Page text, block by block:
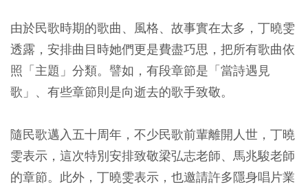
由於民歌時期的歌曲、風格、故事實在太多，丁曉雯
透露，安排曲目時她們更是費盡巧思，把所有歌曲依
照「主題」分類。譬如，有段章節是「當詩遇見
歌」、有些章節則是向逝去的歌手致敬。
隨民歌邁入五十周年，不少民歌前輩離開人世，丁曉
雯表示，這次特別安排致敬梁弘志老師、馬兆駿老師
的章節。此外，丁曉雯表示，也邀請許多隱身唱片業